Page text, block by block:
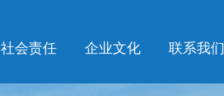
社会责任 企业文化 联系我们